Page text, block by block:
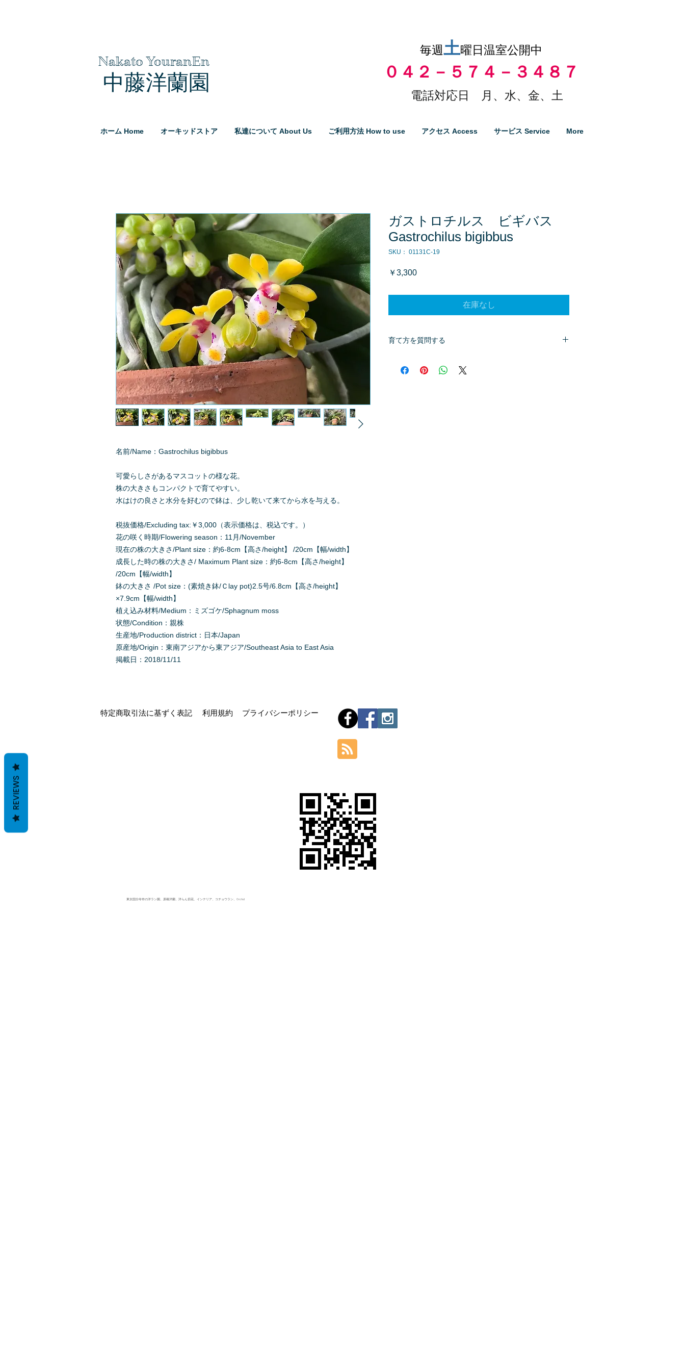
Nakato YouranEn
中藤洋蘭園
毎週土曜日温室公開中
０４２－５７４－３４８７
電話対応日 月、水、金、土
ホーム Home オーキッドストア 私達について About Us ご利用方法 How to use アクセス Access サービス Service More
名前/Name：Gastrochilus bigibbus
可愛らしさがあるマスコットの様な花。
株の大きさもコンパクトで育てやすい。
水はけの良さと水分を好むので鉢は、少し乾いて来てから水を与える。
税抜価格/Excluding tax:￥3,000（表示価格は、税込です。）
花の咲く時期/Flowering season：11月/November
現在の株の大きさ/Plant size：約6-8cm【高さ/height】 /20cm【幅/width】
成長した時の株の大きさ/ Maximum Plant size：約6-8cm【高さ/height】
/20cm【幅/width】
鉢の大きさ /Pot size：(素焼き鉢/Ｃlay pot)2.5号/6.8cm【高さ/height】
×7.9cm【幅/width】
植え込み材料/Medium：ミズゴケ/Sphagnum moss
状態/Condition：親株
生産地/Production district：日本/Japan
原産地/Origin：東南アジアから東アジア/Southeast Asia to East Asia
掲載日：2018/11/11
ガストロチルス ビギバス
Gastrochilus bigibbus
SKU： 01131C-19
￥3,300価
在庫なし
育て方を質問する
※質問へのお返事は、商品欄に掲載されます。
特定商取引法に基ずく表記 利用規約 プライバシーポリシー
東京国分寺市の洋ラン園、原種洋蘭、洋らん切花、インテリア、コチョウラン、Orchid
REVIEWS